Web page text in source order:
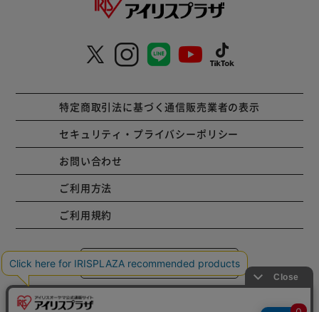
特定商取引法に基づく通信販売業者の表示
セキュリティ・プライバシーポリシー
お問い合わせ
ご利用方法
ご利用規約
コーポレートサイト